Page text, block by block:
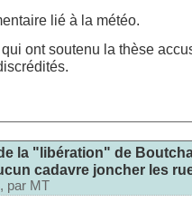
lié à la météo.
ont soutenu la thèse
la "libération" de
cadavre joncher les
par MT